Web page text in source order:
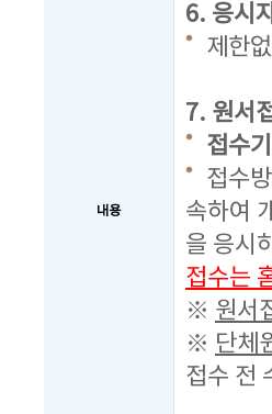
내용
6. 응시
제한
7. 원서
접수
접수
속하여
을 응시
접수는
※ 원서
※ 단체
접수 전